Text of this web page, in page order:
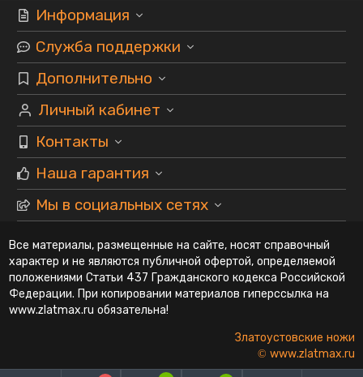
Информация
Служба поддержки
Дополнительно
Личный кабинет
Контакты
Наша гарантия
Мы в социальных сетях
Все материалы, размещенные на сайте, носят справочный
характер и не являются публичной офертой, определяемой
положениями Статьи 437 Гражданского кодекса Российской
Федерации. При копировании материалов гиперссылка на
www.zlatmax.ru обязательна!
Златоустовские ножи
© www.zlatmax.ru